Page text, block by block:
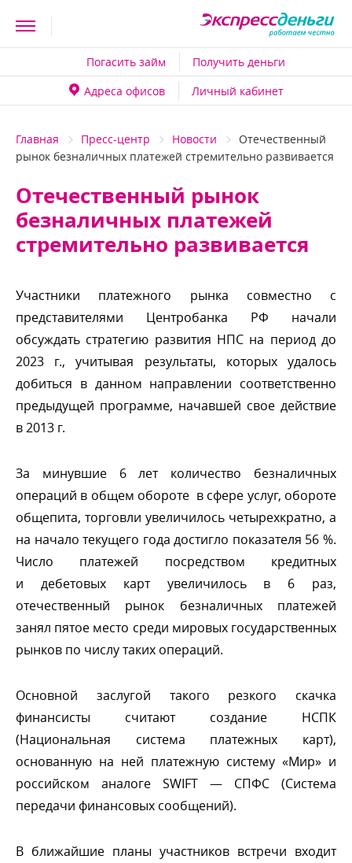
Погасить займ
Получить деньги
Адреса офисо
Личный кабинет
Главная Пресс-центр Новости
Отечественный
рынок безналичных платежей стремительно развивается
Отечественный рынок
езналичных платежей
стремительно развивается
Участники платежного рынка совместно с
представителями Центробанка РФ начали
обсуждать стратегию развития НПС на период до
2023 г., учитывая результаты, которых удалось
добиться в данном направлении соответственно
предыдущей программе, начавшей свое действие
2013 г.
За минувшие 6 лет количество безналичных
операций в общем обороте в сфере услуг, обороте
общепита, торговли увеличилось четырехкратно, а
на начало текущего года достигло показателя 56 %.
Число платежей посредством кредитных
и дебетовых карт увеличилось в 6 раз,
отечественный рынок безналичных платежей
занял пятое место среди мировых государственных
рынков по числу таких операций.
Основной заслугой такого резкого скачка
финансисты считают создание НСПК
(Национальная система платежных карт),
основанную на ней платежную систему «Мир» и
российском аналоге SWIFT — СПФС (Система
передачи финансовых сообщений).
лижайшие планы участников встречи входит